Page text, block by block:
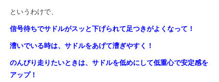
というわけで、
信号待ちでサドルがスッと下げられて足つきがよくなって！
漕いでいる時は、サドルをあげて漕ぎやすく！
のんびり走りたいときは、サドルを低めにして低重心で安定感を
アップ！